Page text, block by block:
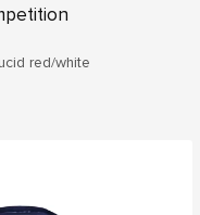
red/white